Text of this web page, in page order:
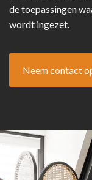
de toepassingen
wordt ingezet.
Neem contact